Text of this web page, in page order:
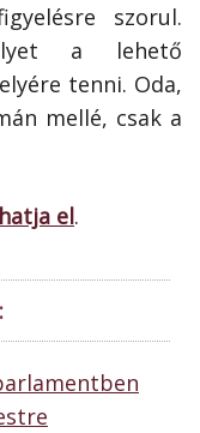
szorul.
a lehető
tenni. Oda,
mellé, csak a
el.